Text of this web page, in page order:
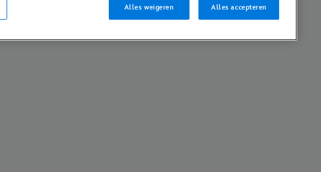
Alles weigeren Alles accepteren